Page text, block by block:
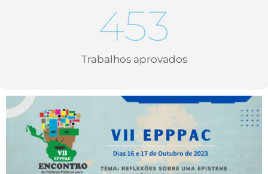
Trabalhos aprovados
456